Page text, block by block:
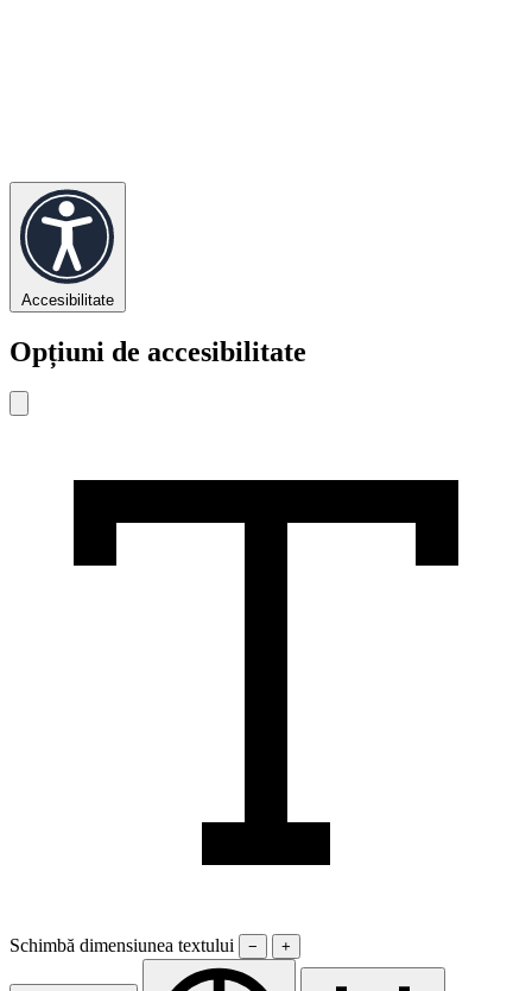
Accesibilitate
Opțiuni de accesibilitate
Schimbă dimensiunea textului − +